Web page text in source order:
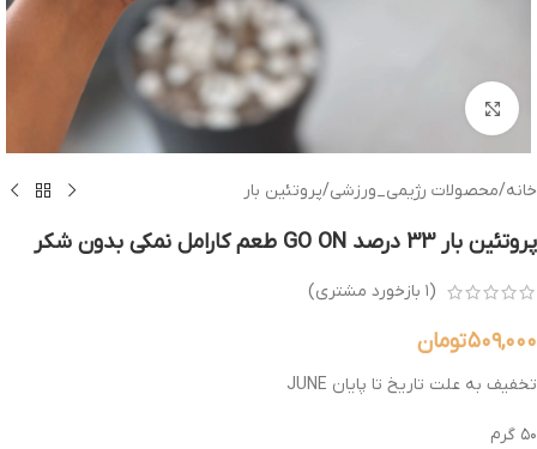
بزرگنمایی تصویر
خانه/محصولات رژیمی_ورزشی/پروتئین بار
پروتئین بار 33 درصد GO ON طعم کارامل نمکی بدون شکر
(۱ بازخورد مشتری)
۵۰۹,۰۰۰تومان
تخفیف به علت تاریخ تا پایان JUNE
۵۰ گرم